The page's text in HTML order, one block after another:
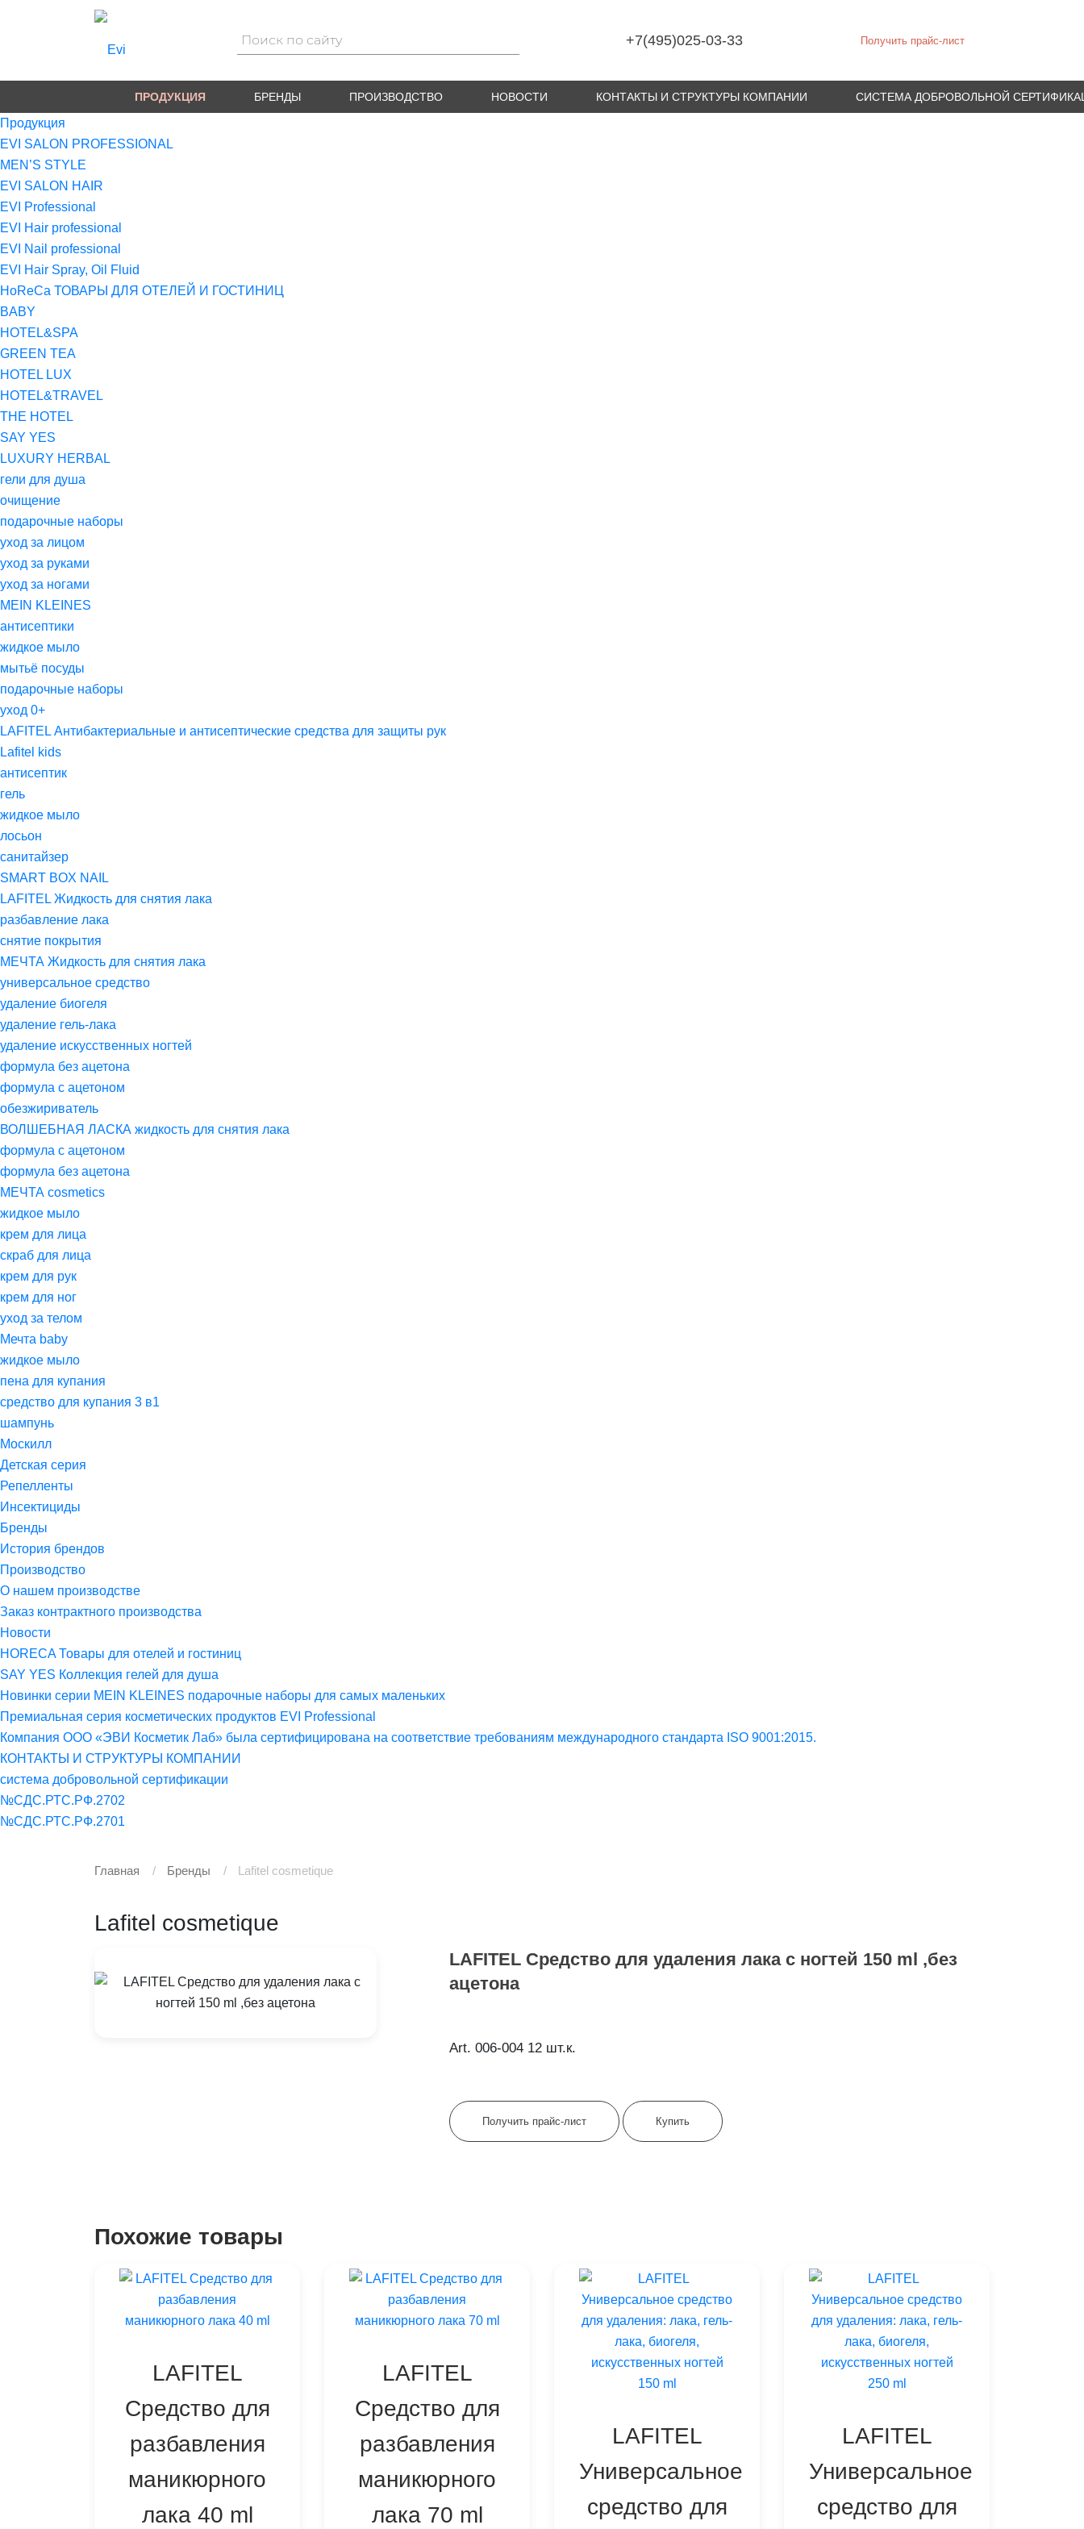
+7(495)025-03-33 Получить прайс-лист
ПРОДУКЦИЯ БРЕНДЫ ПРОИЗВОДСТВО НОВОСТИ КОНТАКТЫ И СТРУКТУРЫ КОМПАНИИ СИСТЕМА ДОБРОВОЛЬНОЙ
Продукция
EVI SALON PROFESSIONAL
MEN’S STYLE
EVI SALON HAIR
EVI Professional
EVI Hair professional
EVI Nail professional
EVI Hair Spray, Oil Fluid
HoReCa ТОВАРЫ ДЛЯ ОТЕЛЕЙ И ГОСТИНИЦ
BABY
HOTEL&SPA
GREEN TEA
HOTEL LUX
HOTEL&TRAVEL
THE HOTEL
SAY YES
LUXURY HERBAL
гели для душа
очищение
подарочные наборы
уход за лицом
уход за руками
уход за ногами
MEIN KLEINES
антисептики
жидкое мыло
мытьё посуды
подарочные наборы
уход 0+
LAFITEL Антибактериальные и антисептические средства для защиты рук
Lafitel kids
антисептик
гель
жидкое мыло
лосьон
санитайзер
SMART BOX NAIL
LAFITEL Жидкость для снятия лака
разбавление лака
снятие покрытия
МЕЧТА Жидкость для снятия лака
универсальное средство
удаление биогеля
удаление гель-лака
удаление искусственных ногтей
формула без ацетона
формула с ацетоном
обезжириватель
ВОЛШЕБНАЯ ЛАСКА жидкость для снятия лака
формула с ацетоном
формула без ацетона
МЕЧТА cosmetics
жидкое мыло
крем для лица
скраб для лица
крем для рук
крем для ног
уход за телом
Мечта baby
жидкое мыло
пена для купания
средство для купания 3 в1
шампунь
Москилл
Детская серия
Репелленты
Инсектициды
Бренды
История брендов
Производство
О нашем производстве
Заказ контрактного производства
Новости
HORECA Товары для отелей и гостиниц
SAY YES Коллекция гелей для душа
Новинки серии MEIN KLEINES подарочные наборы для самых маленьких
Премиальная серия косметических продуктов EVI Professional
Компания ООО «ЭВИ Косметик Лаб» была сертифицирована на соответствие требованиям международного стандарта ISO 9001:2015.
КОНТАКТЫ И СТРУКТУРЫ КОМПАНИИ
система добровольной сертификации
№СДС.РТС.РФ.2702
№СДС.РТС.РФ.2701
Главная Бренды Lafitel cosmetique
Lafitel cosmetique
LAFITEL Средство для удаления лака с ногтей 150 ml ,без
ацетона
Art. 006-004 12 шт.к.
Получить прайс-лист Купить
Похожие товары
LAFITEL
Средство для
разбавления
маникюрного
лака 40 ml
LAFITEL
Средство для
разбавления
маникюрного
лака 70 ml
LAFITEL
Универсальное
средство для
LAFITEL
Универсальное
средство для